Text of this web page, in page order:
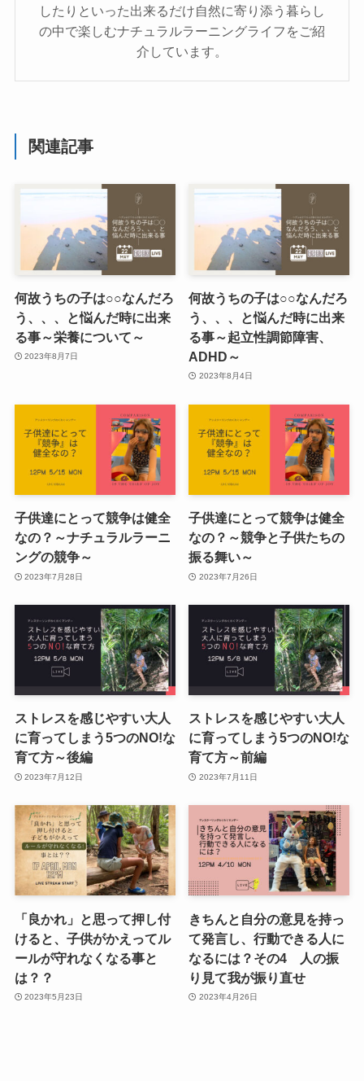
したりといった出来るだけ自然に寄り添う暮らし
の中で楽しむナチュラルラーニングライフをご紹
介しています。
関連記事
何故うちの子は○○なんだろ
う、、、と悩んだ時に出来
る事～栄養について～
2023年8月7日
何故うちの子は○○なんだろ
う、、、と悩んだ時に出来
る事～起立性調節障害、
ADHD～
2023年8月4日
子供達にとって競争は健全
なの？～ナチュラルラーニ
ングの競争～
2023年7月28日
子供達にとって競争は健全
なの？～競争と子供たちの
振る舞い～
2023年7月26日
ストレスを感じやすい大人
に育ってしまう5つのNO!な
育て方～後編
2023年7月12日
ストレスを感じやすい大人
に育ってしまう5つのNO!な
育て方～前編
2023年7月11日
「良かれ」と思って押し付
けると、子供がかえってル
ールが守れなくなる事と
は？？
2023年5月23日
きちんと自分の意見を持っ
て発言し、行動できる人に
なるには？その4 人の振
り見て我が振り直せ
2023年4月26日